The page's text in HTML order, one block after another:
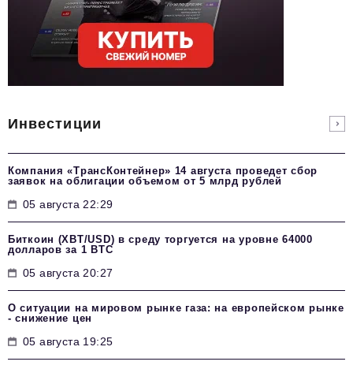
Инвестиции
Компания «ТрансКонтейнер» 14 августа проведет сбор
заявок на облигации объемом от 5 млрд рублей
05 августа 22:29
Биткоин (XBT/USD) в среду торгуется на уровне 64000
долларов за 1 BTC
05 августа 20:27
О ситуации на мировом рынке газа: на европейском рынке
- снижение цен
05 августа 19:25